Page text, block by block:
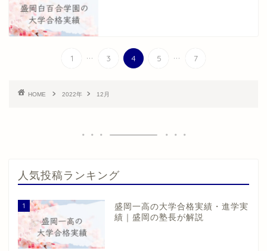
1 ... 3 4 5 ... 7
HOME 2022年 12月
人気投稿ランキング
1
盛岡一高の大学合格実績・進学実
績｜盛岡の塾長が解説